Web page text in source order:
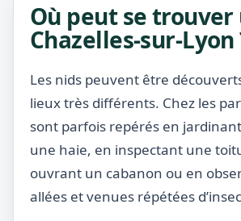
Où peut se trouver
Chazelles-sur-Lyon
Les nids peuvent être
lieux très différents. Chez les
sont parfois repérés en
une haie, en inspectant une
ouvrant un cabanon ou en
allées et venues répétées